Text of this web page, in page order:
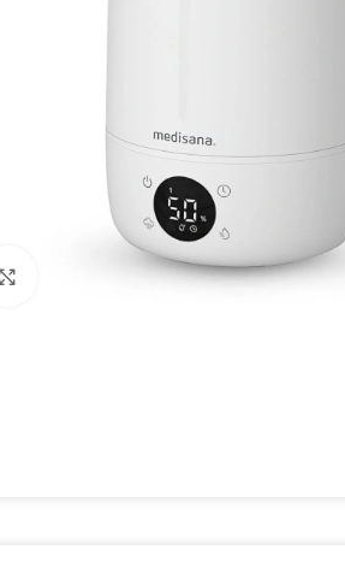
Spustelėkite, kad padidintumėte